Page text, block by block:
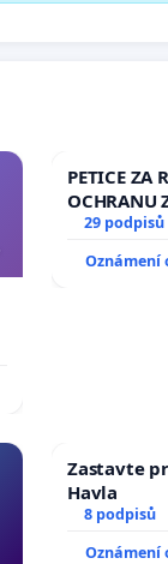
PETICE ZA
OCHRANU
29 podpisů
Oznámení
Zastavte
Havla
8 podpisů
Oznámení